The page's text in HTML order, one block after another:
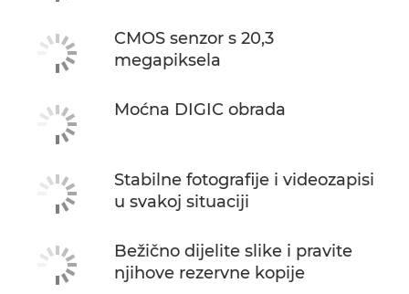
CMOS senzor s 20,3
megapiksela
Moćna DIGIC obrada
Stabilne fotografije i videozapisi
u svakoj situaciji
Bežično dijelite slike i pravite
njihove rezervne kopije